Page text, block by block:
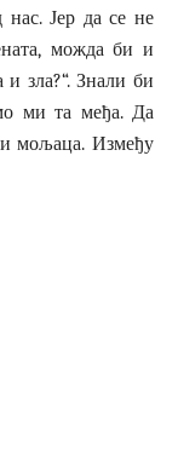
Јер да се не
можда би и
и зла?“. Знали би
ми та међа. Да
мољаца. Између